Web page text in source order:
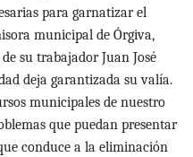
para garnatizar el
municipal de Órgiva,
su trabajador Juan José
deja garantizada su valía.
municipales de nuestro
que puedan presentar
conduce a la eliminación